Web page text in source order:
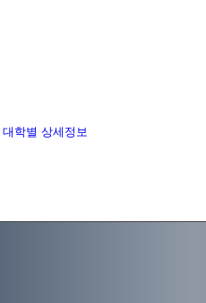
대학별 상세정보